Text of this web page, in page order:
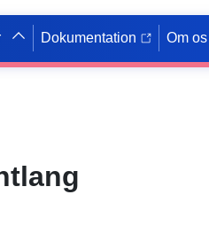
Dokumentation Om os